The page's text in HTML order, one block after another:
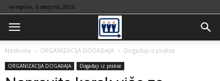
четвртак, 6 августа, 2026
Naslovna ORGANIZACIJA DOGAĐAJA Događaji iz prakse
ORGANIZACIJA DOGAĐAJA Događaji iz prakse